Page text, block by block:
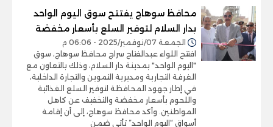
محافظ سوهاج يفتتح سوق اليوم الواحد
بدار السلام لتوفير السلع بأسعار مخفضة
الجمعة 07/نوفمبر/2025 - 06:06 م
افتتح اللواء عبدالفتاح سراج محافظ سوهاج، سوق
"اليوم الواحد" بمدينة دار السلام، وذلك بالتعاون مع
الغرفة التجارية ومديرية التموين والتجارة الداخلية،
في إطار جهود المحافظة لتوفير السلع الغذائية
واللحوم بأسعار مخفضة والتخفيف عن كاهل
المواطنين. وأكد محافظ سوهاج، إلى أن إقامة
أسواق “اليوم الواحد” تأتي ضمن